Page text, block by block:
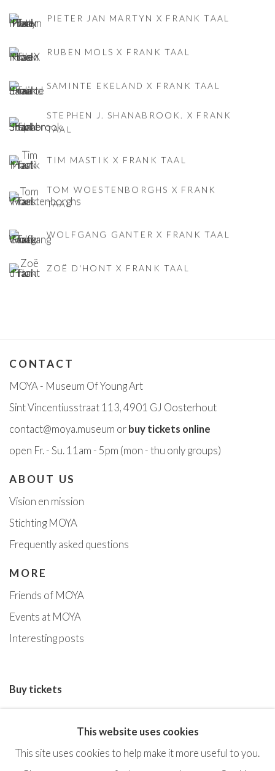
PIETER JAN MARTYN X FRANK TAAL
RUBEN MOLS X FRANK TAAL
SAMINTE EKELAND X FRANK TAAL
STEPHEN J. SHANABROOK. X FRANK
TAAL
TIM MASTIK X FRANK TAAL
TOM WOESTENBORGHS X FRANK
TAAL
WOLFGANG GANTER X FRANK TAAL
ZOË D'HONT X FRANK TAAL
CONTACT
MOYA - Museum Of Young Art
Sint Vincentiusstraat 113, 4901 GJ Oosterhout
contact@moya.museum or buy tickets online
open Fr. - Su. 11am - 5pm (mon - thu only groups)
ABOUT US
Vision en mission
Stichting MOYA
Frequently asked questions
MORE
Friends of MOYA
Events at MOYA
Interesting posts
Buy tickets
This website uses cookies
This site uses cookies to help make it more useful to you.